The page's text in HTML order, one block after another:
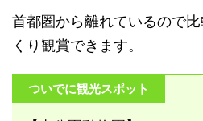
首都圏から離れているので
くり観賞できます。
ついでに観光スポット